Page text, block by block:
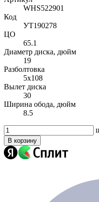
WHS522901
Код
УТ190278
ЦО
65.1
Диаметр диска, дюйм
19
Разболтовка
5x108
Вылет диска
30
Ширина обода, дюйм
8.5
В корзину